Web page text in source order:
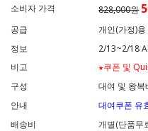
소비자 가격
828,000원
공급
개인(가정)
정보
2/13~2/18
비고
★쿠폰 및
구성
대여 및 왕
안내
대여쿠폰 유
배송비
개별(단품무